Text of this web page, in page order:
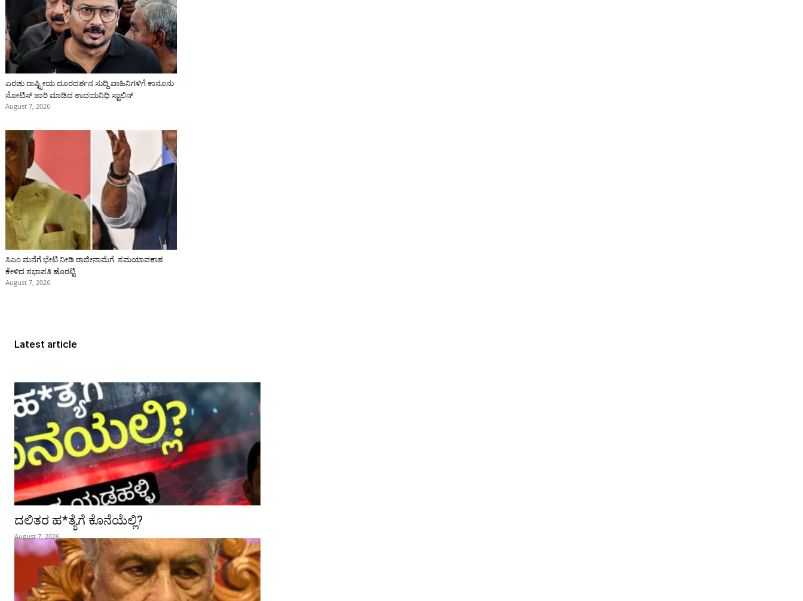
ಎರಡು ರಾಷ್ಟ್ರೀಯ ದೂರದರ್ಶನ ಸುದ್ದಿ ವಾಹಿನಿಗಳಿಗೆ ಕಾನೂನು
ನೋಟಿಸ್ ಜಾರಿ ಮಾಡಿದ ಉದಯನಿಧಿ ಸ್ಟಾಲಿನ್
August 7, 2026
ಸಿಎಂ ಮನೆಗೆ ಭೇಟಿ ನೀಡಿ ರಾಜೀನಾಮೆಗೆ ಸಮಯಾವಕಾಶ
ಕೇಳಿದ ಸಭಾಪತಿ ಹೊರಟ್ಟಿ
August 7, 2026
Latest article
ದಲಿತರ ಹ*ತ್ಯೆಗೆ ಕೊನೆಯೆಲ್ಲಿ?
August 7, 2026